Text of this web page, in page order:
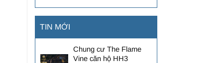
TIN MỚI
Chung cư The Flame
Vine căn hộ HH3